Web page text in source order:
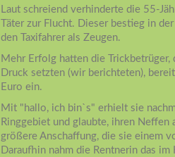
Laut schreiend verhinderte die 55-
Täter zur Flucht. Dieser bestieg in
den Taxifahrer als Zeugen.
Mehr Erfolg hatten die
Druck setzten (wir berichteten),
Euro ein.
Mit "hallo, ich bin`s" erhielt sie
Ringgebiet und glaubte, ihren
größere Anschaffung, die sie einem
Daraufhin nahm die Rentnerin das